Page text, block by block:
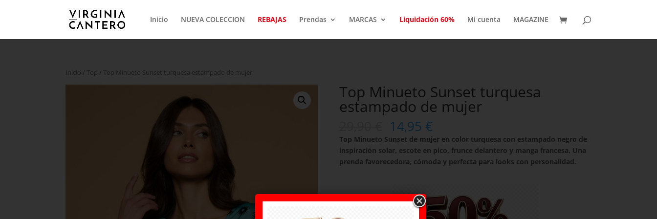
Inicio NUEVA COLECCION REBAJAS Prendas MARCAS Liquidación 60% Mi cuenta MAGAZINE
Inicio / Top / Top Minueto Sunset turquesa estampado de mujer
Top Minueto Sunset turquesa
estampado de mujer
14,95 €
Top Minueto Sunset de mujer en color turquesa con estampado negro de
inspiración solar, escote en pico, frunce delantero y manga francesa. Una
prenda favorecedora, cómoda y perfecta para looks con personalidad.